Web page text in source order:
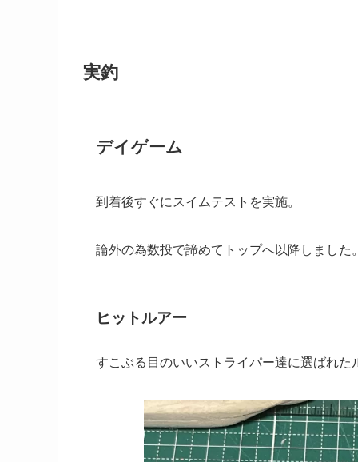
実釣
デイゲーム
到着後すぐにスイムテストを実施。
論外の為数投で諦めてトップへ以降しました。
ヒットルアー
すこぶる目のいいストライパー達に選ばれた